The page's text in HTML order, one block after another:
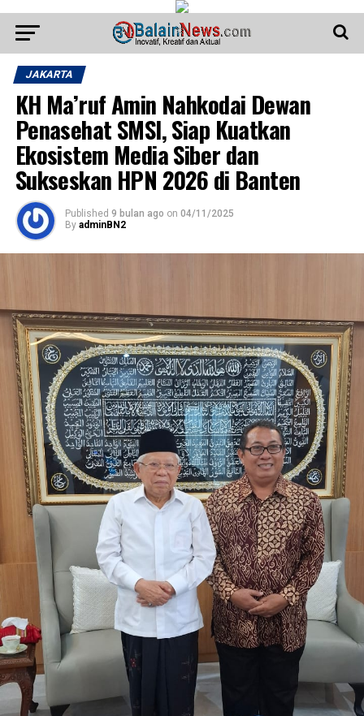
JAKARTA
KH Ma’ruf Amin Nahkodai Dewan
Penasehat SMSI, Siap Kuatkan
Ekosistem Media Siber dan
Sukseskan HPN 2026 di Banten
Published 9 bulan ago on 04/11/2025
By adminBN2